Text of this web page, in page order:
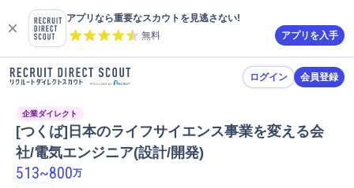
アプリなら重要なスカウトを見逃さない!
無料
アプリを入手
ログイン 会員登録
企業ダイレクト
[つくば]日本のライフサイエンス事業を変える会
社/電気エンジニア(設計/開発)
513~800万